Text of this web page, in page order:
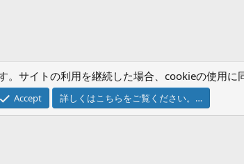
お問い合わせ
platform by XenForo® © 2010-2024 XenForo Ltd.
サイトの利用を継続した場合、cookieの使用に
Accept 詳しくはこちらをご覧ください。…